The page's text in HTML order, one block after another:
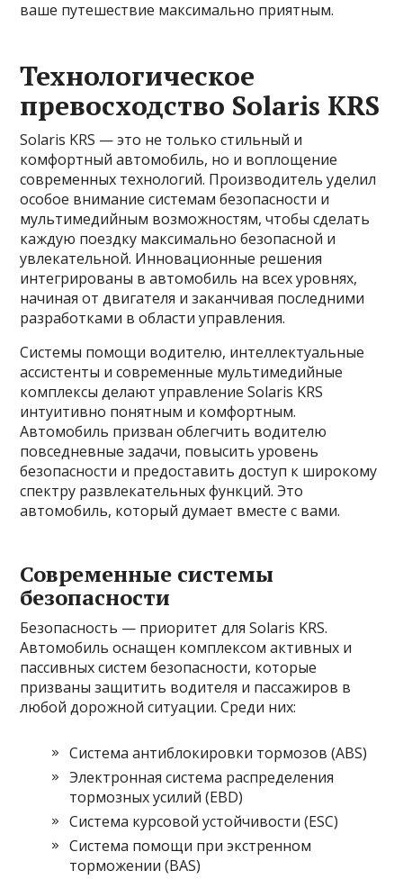
ваше путешествие максимально приятным.
Технологическое
превосходство Solaris KRS
Solaris KRS — это не только стильный и
комфортный автомобиль, но и воплощение
современных технологий. Производитель уделил
особое внимание системам безопасности и
мультимедийным возможностям, чтобы сделать
каждую поездку максимально безопасной и
увлекательной. Инновационные решения
интегрированы в автомобиль на всех уровнях,
начиная от двигателя и заканчивая последними
разработками в области управления.
Системы помощи водителю, интеллектуальные
ассистенты и современные мультимедийные
комплексы делают управление Solaris KRS
интуитивно понятным и комфортным.
Автомобиль призван облегчить водителю
повседневные задачи, повысить уровень
безопасности и предоставить доступ к широкому
спектру развлекательных функций. Это
автомобиль, который думает вместе с вами.
Современные системы
безопасности
Безопасность — приоритет для Solaris KRS.
Автомобиль оснащен комплексом активных и
пассивных систем безопасности, которые
призваны защитить водителя и пассажиров в
любой дорожной ситуации. Среди них:
Система антиблокировки тормозов (ABS)
Электронная система распределения
тормозных усилий (EBD)
Система курсовой устойчивости (ESC)
Система помощи при экстренном
торможении (BAS)